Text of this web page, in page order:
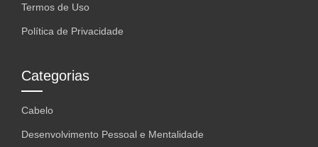
Termos de Uso
Política de Privacidade
Categorias
Cabelo
Desenvolvimento Pessoal e Mentalidade